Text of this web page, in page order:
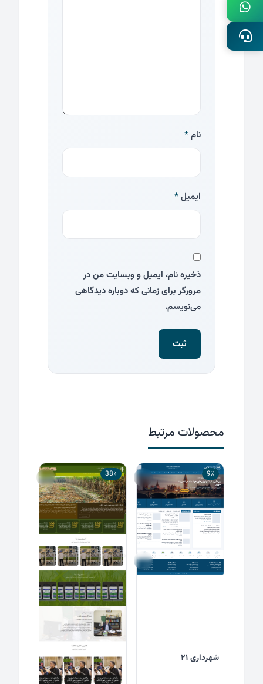
نام*
ایمیل*
ذخیره نام، ایمیل و وبسایت من در
مرورگر برای زمانی که دوباره دیدگاهی
می‌نویسم.
محصولات مرتبط
9٪
شهرداری ۲۱
38٪